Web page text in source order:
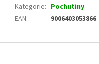
Kategorie: Pochutiny
EAN: 9006403053866